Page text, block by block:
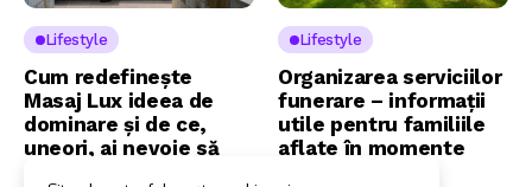
Lifestyle
Cum redefinește
Masaj Lux ideea de
dominare și de ce,
uneori, ai nevoie să
Lifestyle
Organizarea serviciilor
funerare – informații
utile pentru familiile
aflate în momente